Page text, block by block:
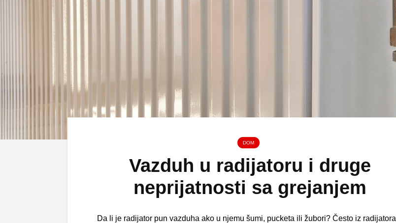
DOM
Vazduh u radijatoru i druge
neprijatnosti sa grejanjem
Da li je radijator pun vazduha ako u njemu šumi, pucketa ili žubori? Često iz radijatora